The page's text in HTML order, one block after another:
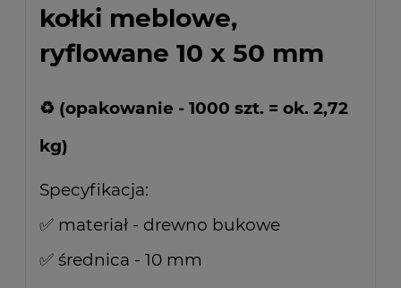
kołki meblowe,
ryflowane 10 x 50 mm
♻ (opakowanie - 1000 szt. = ok. 2,72
kg)
Specyfikacja:
✅ materiał - drewno bukowe
✅ średnica - 10 mm